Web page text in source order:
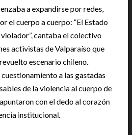
a expandirse por redes,
el cuerpo a cuerpo: “El Estado
cantaba el colectivo
activistas de Valparaíso que
escenario chileno.
a las gastadas
de la violencia al cuerpo de
con el dedo al corazón
institucional.